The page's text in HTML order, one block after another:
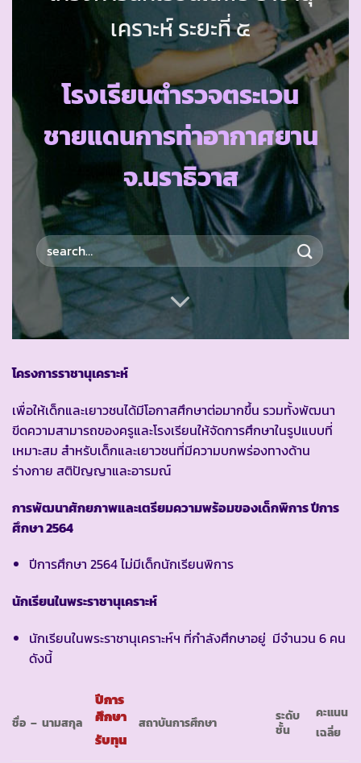
เคราะห์ ระยะที่ ๕
โรงเรียนตำรวจตระเวน
ชายแดนการท่าอากาศยาน
จ.นราธิวาส
โครงการราชานุเคราะห์
เพื่อให้เด็กและเยาวชนได้มีโอกาสศึกษาต่อมากขึ้น รวมทั้งพัฒนา
ขีดความสามารถของครูและโรงเรียนให้จัดการศึกษาในรูปแบบที่
เหมาะสม สำหรับเด็กและเยาวชนที่มีความบกพร่องทางด้าน
ร่างกาย สติปัญญาและอารมณ์
การพัฒนาศักยภาพและเตรียมความพร้อมของเด็กพิการ ปีการ
ศึกษา 2564
ปีการศึกษา 2564 ไม่มีเด็กนักเรียนพิการ
นักเรียนในพระราชานุเคราะห์
นักเรียนในพระราชานุเคราะห์ฯ ที่กำลังศึกษาอยู่ มีจำนวน 6 คน
ดังนี้
ชื่อ – นามสกุล
ปีการ
ศึกษา
รับทุน
สถาบันการศึกษา
ระดับ
ชั้น
คะแนน
เฉลี่ย